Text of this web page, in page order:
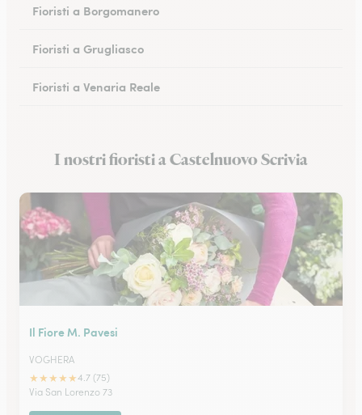
Fioristi a Borgomanero
Fioristi a Grugliasco
Fioristi a Venaria Reale
Fioristi a Alessandria
I nostri fioristi a Castelnuovo Scrivia
Il Fiore M. Pavesi
VOGHERA
★★★★★4.7 (75)
Via San Lorenzo 73